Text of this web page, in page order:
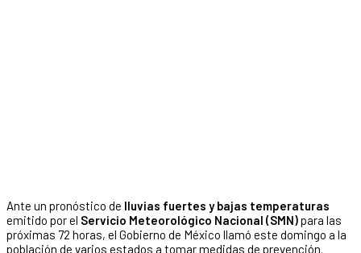
Ante un pronóstico de lluvias fuertes y bajas temperaturas
emitido por el Servicio Meteorológico Nacional (SMN)para las
próximas 72 horas, el Gobierno de México llamó este domingo a la
población de varios estados a tomar medidas de prevención.